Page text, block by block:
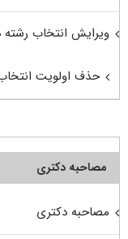
ویرایش انتخاب رشته
حذف اولویت
مصاحبه دکتری
مصاحبه دکتری